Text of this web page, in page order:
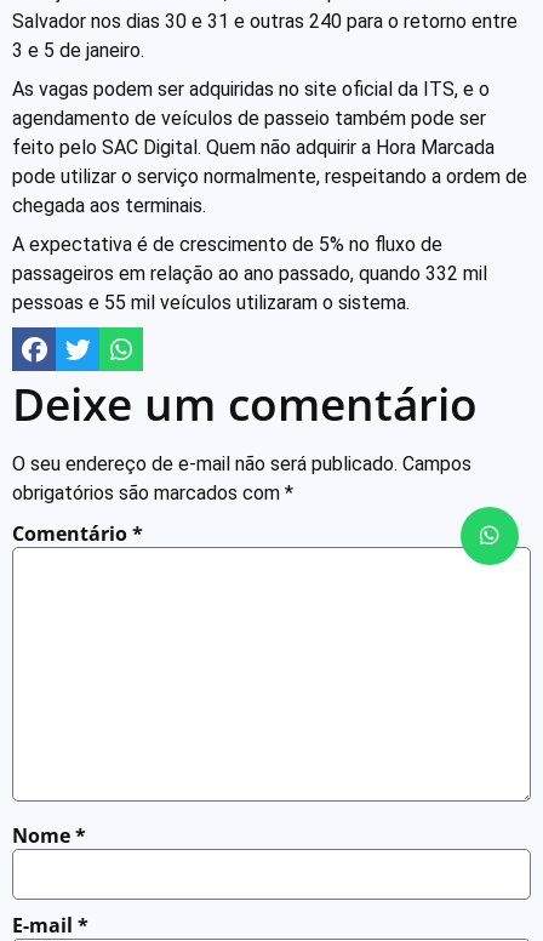
Salvador nos dias 30 e 31 e outras 240 para o retorno entre
3 e 5 de janeiro.
As vagas podem ser adquiridas no site oficial da ITS, e o
agendamento de veículos de passeio também pode ser
feito pelo SAC Digital. Quem não adquirir a Hora Marcada
pode utilizar o serviço normalmente, respeitando a ordem de
chegada aos terminais.
A expectativa é de crescimento de 5% no fluxo de
passageiros em relação ao ano passado, quando 332 mil
pessoas e 55 mil veículos utilizaram o sistema.
Deixe um comentário
O seu endereço de e-mail não será publicado. Campos
obrigatórios são marcados com *
Comentário*
Nome*
E-mail *